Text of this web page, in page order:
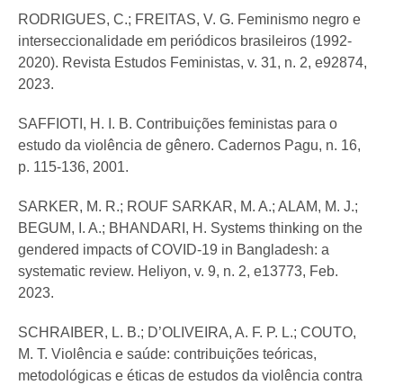
RODRIGUES, C.; FREITAS, V. G. Feminismo negro e
interseccionalidade em periódicos brasileiros (1992-
2020). Revista Estudos Feministas, v. 31, n. 2, e92874,
2023.
SAFFIOTI, H. I. B. Contribuições feministas para o
estudo da violência de gênero. Cadernos Pagu, n. 16,
p. 115-136, 2001.
SARKER, M. R.; ROUF SARKAR, M. A.; ALAM, M. J.;
BEGUM, I. A.; BHANDARI, H. Systems thinking on the
gendered impacts of COVID-19 in Bangladesh: a
systematic review. Heliyon, v. 9, n. 2, e13773, Feb.
2023.
SCHRAIBER, L. B.; D’OLIVEIRA, A. F. P. L.; COUTO,
M. T. Violência e saúde: contribuições teóricas,
metodológicas e éticas de estudos da violência contra